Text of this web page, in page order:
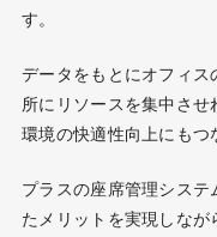
す。
データをもとにオフィ
所にリソースを集中さ
環境の快適性向上にもつ
プラスの座席管理システ
たメリットを実現しな